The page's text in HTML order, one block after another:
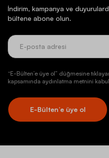
İndirim, kampanya ve
bültene abone olun.
“E-Bülten’e üye ol” düğmesine
kapsamında aydınlatma metnini
E-Bülten’e üye ol